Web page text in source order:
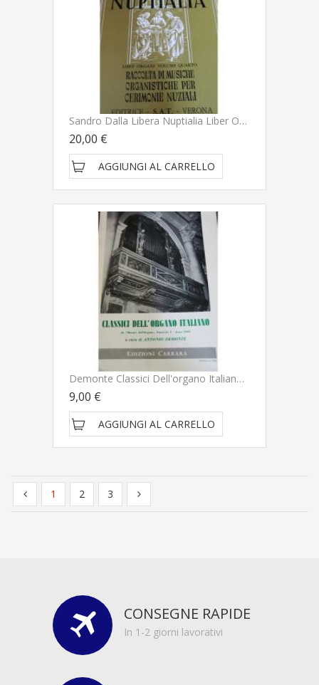
Sandro Dalla Libera Nuptialia Liber Organi Volume Quarto Raccolta Di Musiche Organistiche Per Cerimonie Nuziali - Editrice S.A.T. Verona
20,00 €
AGGIUNGI AL CARRELLO
Demonte Classici Dell'organo Italiano Anno 1969 Fascicolo I - Edizioni Carrara
9,00 €
AGGIUNGI AL CARRELLO
1 2 3
CONSEGNE RAPIDE
In 1-2 giorni lavorativi